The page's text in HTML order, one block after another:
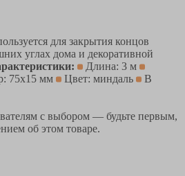
для закрытия концов
углах дома и декоративной
Длина: 3 м
75х15 мм Цвет: миндаль
В
с выбором — будьте первым,
об этом товаре.